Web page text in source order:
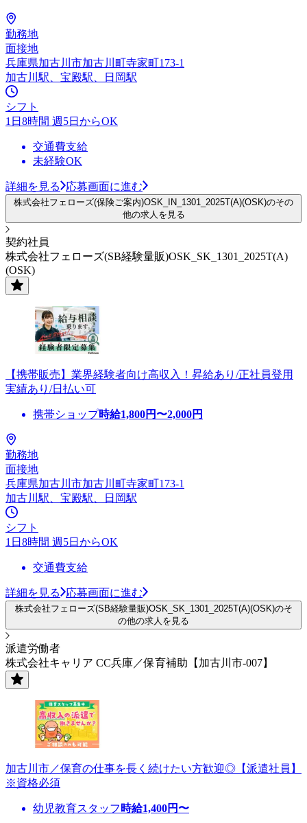
勤務地
面接地
兵庫県加古川市加古川町寺家町173-1
加古川駅、宝殿駅、日岡駅
シフト
1日8時間 週5日からOK
交通費支給
未経験OK
詳細を見る 応募画面に進む
株式会社フェローズ(保険ご案内)OSK_IN_1301_2025T(A)(OSK)のその
他の求人を見る
契約社員
株式会社フェローズ(SB経験量販)OSK_SK_1301_2025T(A)
(OSK)
【携帯販売】業界経験者向け高収入！昇給あり/正社員登用
実績あり/日払い可
携帯ショップ時給1,800円〜2,000円
勤務地
面接地
兵庫県加古川市加古川町寺家町173-1
加古川駅、宝殿駅、日岡駅
シフト
1日8時間 週5日からOK
交通費支給
詳細を見る 応募画面に進む
株式会社フェローズ(SB経験量販)OSK_SK_1301_2025T(A)(OSK)のそ
の他の求人を見る
派遣労働者
株式会社キャリア CC兵庫／保育補助【加古川市-007】
加古川市／保育の仕事を長く続けたい方歓迎◎【派遣社員】
※資格必須
幼児教育スタッフ 時給1,400円〜